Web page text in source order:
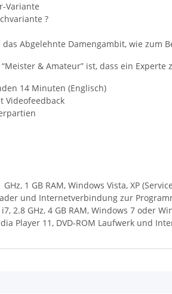
Variante
?
das Abgelehnte Damengambit, wie zum
& Amateur” ist, dass ein
14 Minuten (Englisch)
Videofeedback
1 GB RAM, Windows Vista, XP
und Internetverbindung zur
i7, 2.8 GHz, 4 GB RAM, Windows 7 oder
Player 11, DVD-ROM Laufwerk und